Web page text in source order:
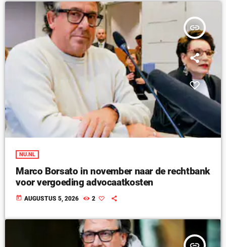
insert_link
NU.NL
Marco Borsato in november naar de rechtbank
voor vergoeding advocaatkosten
today AUGUSTUS 5, 2026 2